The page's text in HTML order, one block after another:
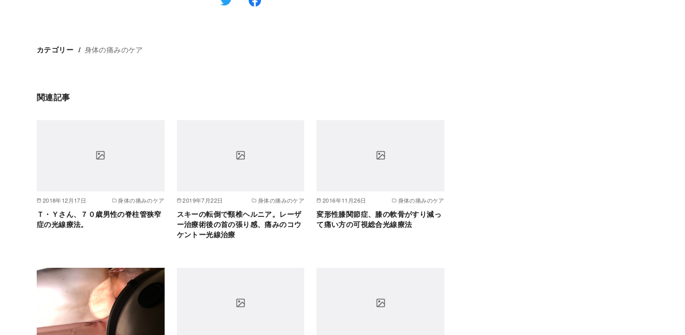
カテゴリー 身体の痛みのケア
関連記事
2018年12月17日 身体の痛みのケア
Ｔ・Ｙさん、７０歳男性の脊柱管狭窄
症の光線療法。
2019年7月22日 身体の痛みのケア
スキーの転倒で頸椎ヘルニア。レーザ
ー治療術後の首の張り感、痛みのコウ
ケントー光線治療
2016年11月26日 身体の痛みのケア
変形性膝関節症、膝の軟骨がすり減っ
て痛い方の可視総合光線療法